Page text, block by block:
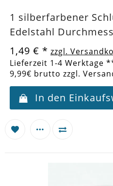
1 silberfarbener
Edelstahl
1,49 € * zzgl.
Lieferzeit 1-4 Werktage
9,99€ brutto zzgl.
In den